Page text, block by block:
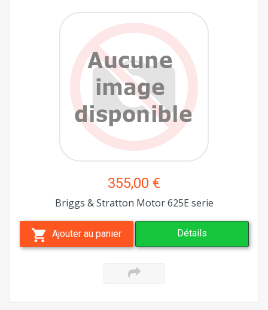
355,00 €
Briggs & Stratton Motor 625E serie
Ajouter au panier Détails